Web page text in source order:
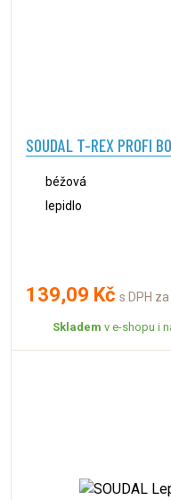
SOUDAL T-REX PROFI
béžová
lepidlo
139,09 Kč s DPH za
Skladem v e-shopu i